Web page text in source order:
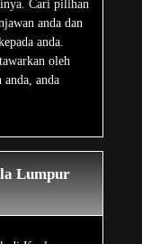
Cari pilihan
anda dan
anda.
oleh
anda, anda
Lumpur